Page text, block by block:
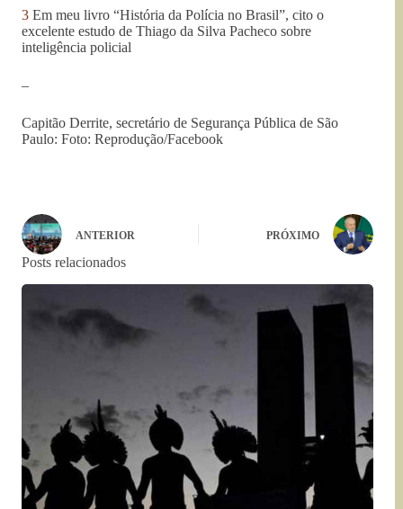
3 Em meu livro “História da Polícia no Brasil”, cito o
excelente estudo de Thiago da Silva Pacheco sobre
inteligência policial
–
Capitão Derrite, secretário de Segurança Pública de São
Paulo: Foto: Reprodução/Facebook
ANTERIOR PRÓXIMO
Posts relacionados